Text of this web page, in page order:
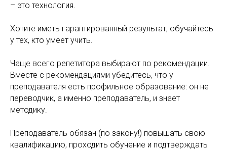
– это технология.
Хотите иметь гарантированный результат, обучайтесь
у тех, кто умеет учить.
Чаще всего репетитора выбирают по рекомендации.
Вместе с рекомендациями убедитесь, что у
преподавателя есть профильное образование: он не
переводчик, а именно преподаватель, и знает
методику.
Преподаватель обязан (по закону!) повышать свою
квалификацию, проходить обучение и подтверждать